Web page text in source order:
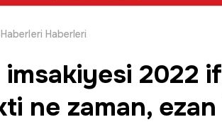
Haberleri
imsakiyesi
ne zaman,